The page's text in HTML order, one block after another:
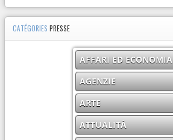
CATÉGORIES PRESSE
AFFARI ED ECONOMIA
AGENZIE
ARTE
ATTUALITÀ